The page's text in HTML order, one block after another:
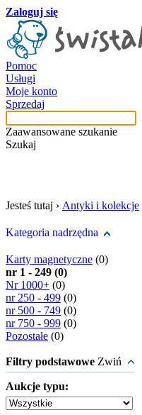
Zaloguj się
Pomoc
Usługi
Moje konto
Sprzedaj
Zaawansowane szukanie
Szukaj
Jesteś tutaj › Antyki i kolekcje
Kategoria nadrzędna
Karty magnetyczne (0)
nr 1 - 249 (0)
Nr 1000+ (0)
nr 250 - 499 (0)
nr 500 - 749 (0)
nr 750 - 999 (0)
Pozostałe (0)
Filtry podstawowe Zwiń
Aukcje typu: